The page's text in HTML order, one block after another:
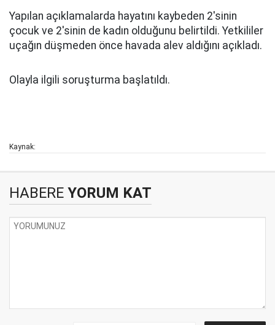
Yapılan açıklamalarda hayatını kaybeden 2'sinin
çocuk ve 2'sinin de kadın olduğunu belirtildi. Yetkililer
uçağın düşmeden önce havada alev aldığını açıkladı.
Olayla ilgili soruşturma başlatıldı.
Kaynak:
HABERE YORUM KAT